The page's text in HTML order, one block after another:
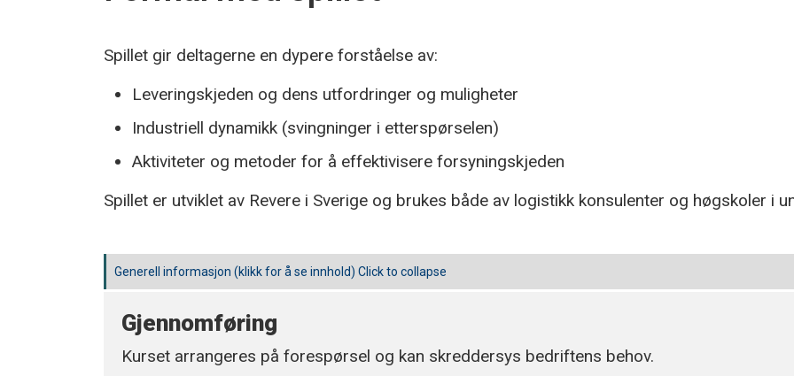
Spillet gir deltagerne en dypere forståelse av:
Leveringskjeden og dens utfordringer og muligheter
Industriell dynamikk (svingninger i etterspørselen)
Aktiviteter og metoder for å effektivisere forsyningskjeden
Spillet er utviklet av Revere i Sverige og brukes både av logistikk konsulenter og høgskoler i
Generell informasjon (klikk for å se innhold) Click to collapse
Gjennomføring
Kurset arrangeres på forespørsel og kan skreddersys bedriftens behov.